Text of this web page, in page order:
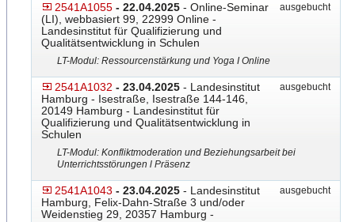
2541A1055 - 22.04.2025 - Online-Seminar
(LI), webbasiert 99, 22999 Online -
Landesinstitut für Qualifizierung und
Qualitätsentwicklung in Schulen
ausgebucht
LT-Modul: Ressourcenstärkung und Yoga I Online
2541A1032 - 23.04.2025 - Landesinstitut
Hamburg - Isestraße, Isestraße 144-146,
20149 Hamburg - Landesinstitut für
Qualifizierung und Qualitätsentwicklung in
Schulen
ausgebucht
LT-Modul: Konfliktmoderation und Beziehungsarbeit bei
Unterrichtsstörungen l Präsenz
2541A1043 - 23.04.2025 - Landesinstitut
Hamburg, Felix-Dahn-Straße 3 und/oder
Weidenstieg 29, 20357 Hamburg -
ausgebucht